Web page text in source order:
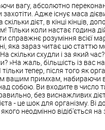
вагу, абсолютно
Адже існує маса
дієт, в кінці кінців,
Тільки коли настає година
справжнє розуміння всієї
яка зараз читає цю статтю
скільки схудли і за який
»На жаль, більшість із вас
тільки тепер, після того як
вашим примхам, набираючи
собою. Ви входите в число
без виснажливих
- це шок для організму. Ві
неодмінно відіб'ється